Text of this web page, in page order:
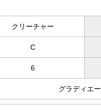
クリーチャー
C
6
グラディエ